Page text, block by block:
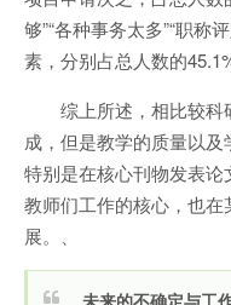
够”“各种事务太多”“职称
素，分别占总人数的
综上所述，相比较
成，但是教学的质量以及
特别是在核心刊物发表
教师们工作的核心，也
展。、
未来的不确定与工